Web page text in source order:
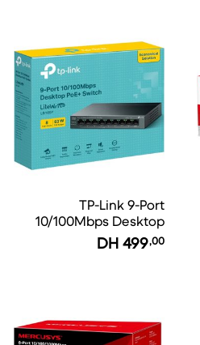
TP-Link 9-Port
10/100Mbps Desktop
PoE+ Switch LiteWave
LS109P
499,00